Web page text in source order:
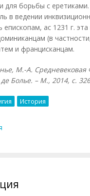
для борьбы с
в ведении
епископам, ас 1231 г.
(в
и францисканцам.
М.-А.
Болье. – М., 2014, с.
История